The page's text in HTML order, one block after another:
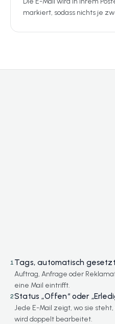
markiert, sodass nichts je
1 Tags, automatisch
Auftrag, Anfrage oder
eine Mail eintrifft.
2Status „Offen“ oder
Jede E-Mail zeigt, wo sie
wird doppelt bearbeitet.